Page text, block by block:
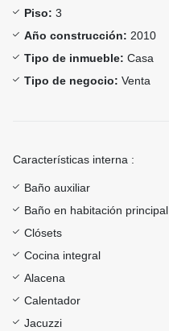
Piso: 3
Año construcción: 2010
Tipo de inmueble: Casa
Tipo de negocio: Venta
Características interna :
Baño auxiliar
Baño en habitación principal
Clósets
Cocina integral
Alacena
Calentador
Jacuzzi